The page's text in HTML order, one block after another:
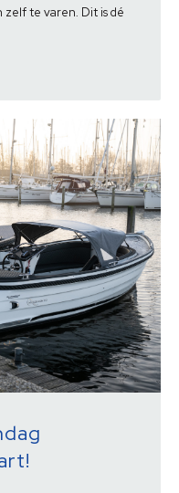
te varen. Dit is dé